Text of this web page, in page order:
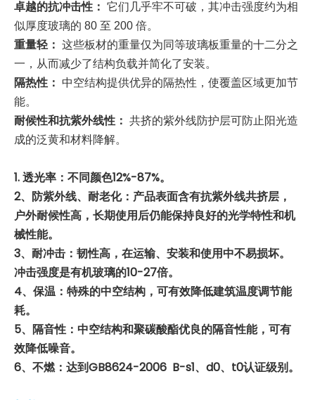
卓越的抗冲击性： 它们几乎牢不可破，其冲击强度约为相
似厚度玻璃的 80 至 200 倍。
重量轻： 这些板材的重量仅为同等玻璃板重量的十二分之
一，从而减少了结构负载并简化了安装。
隔热性：
中空结构提供优异的隔热性，使覆盖区域更加节
能。
耐候性和抗紫外线性： 共挤的紫外线防护层可防止阳光造
成的泛黄和材料降解。
1. 透光率：不同颜色12%-87%。
2、防紫外线、耐老化：产品表面含有抗紫外线共挤层，
户外耐候性高，长期使用后仍能保持良好的光学特性和机
械性能。
3、耐冲击：韧性高，在运输、安装和使用中不易损坏。
冲击强度是有机玻璃的10-27倍。
4、保温：特殊的中空结构，可有效降低建筑温度调节能
耗。
5、隔音性：中空结构和聚碳酸酯优良的隔音性能，可有
效降低噪音。
6、不燃：达到GB8624-2006 B-s1、d0、t0认证级别。